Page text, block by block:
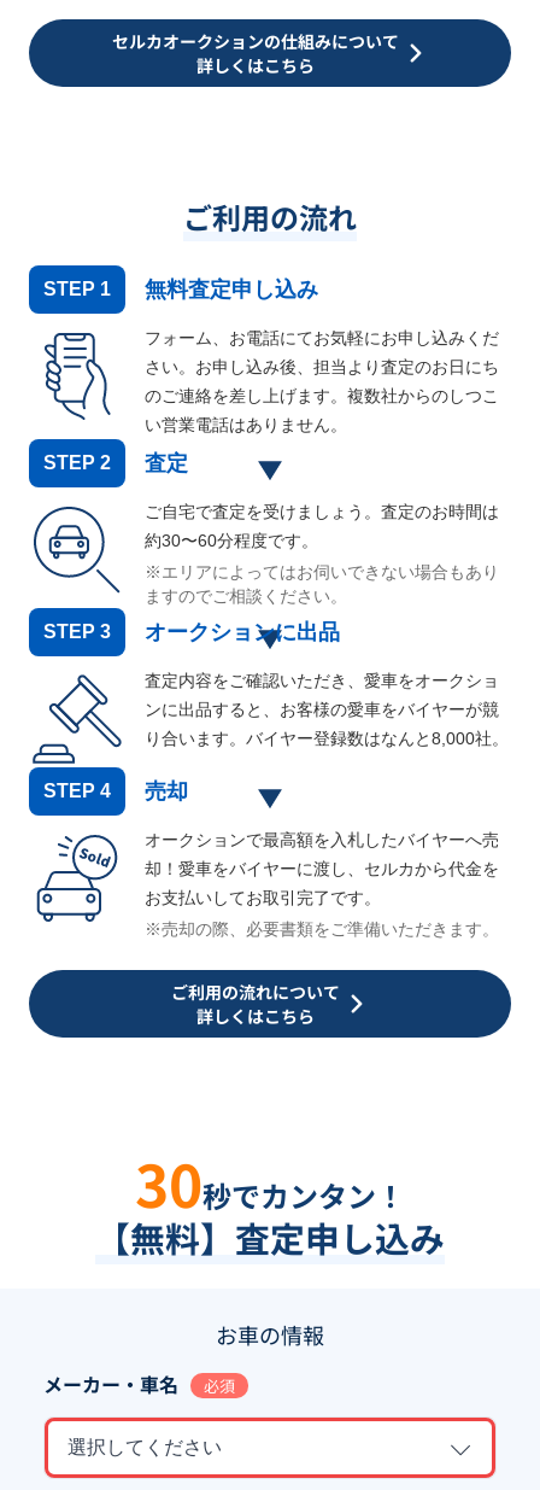
セルカオークションの仕組みについて
詳しくはこちら
ご利用の流れ
STEP 1 無料査定申し込み
フォーム、お電話にてお気軽にお申し込みくだ
さい。お申し込み後、担当より査定のお日にち
のご連絡を差し上げます。複数社からのしつこ
い営業電話はありません。
STEP 2 査定
ご自宅で査定を受けましょう。査定のお時間は
約30〜60分程度です。
※エリアによってはお伺いできない場合もあり
ますのでご相談ください。
STEP 3 オークションに出品
査定内容をご確認いただき、愛車をオークショ
ンに出品すると、お客様の愛車をバイヤーが競
り合います。バイヤー登録数はなんと8,000社。
STEP 4 売却
オークションで最高額を入札したバイヤーへ売
却！愛車をバイヤーに渡し、セルカから代金を
お支払いしてお取引完了です。
※売却の際、必要書類をご準備いただきます。
ご利用の流れについて
詳しくはこちら
30秒でカンタン！
【無料】査定申し込み
お車の情報
メーカー・車名 必須
選択してください